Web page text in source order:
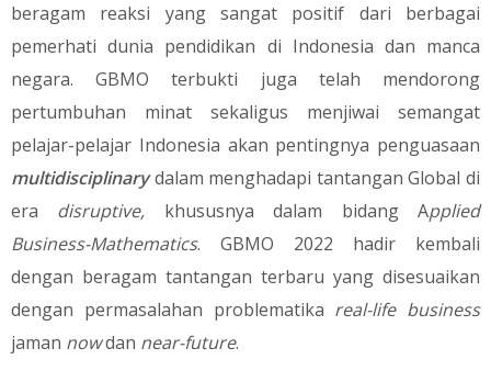
beragam reaksi yang sangat positif dari berbagai
pemerhati dunia pendidikan di Indonesia dan manca
negara. GBMO terbukti juga telah mendorong
pertumbuhan minat sekaligus menjiwai semangat
pelajar-pelajar Indonesia akan pentingnya penguasaan
multidisciplinary dalam menghadapi tantangan Global di
era disruptive, khususnya dalam bidang Applied
Business-Mathematics. GBMO 2022 hadir kembali
dengan beragam tantangan terbaru yang disesuaikan
dengan permasalahan problematika real-life business
jaman nowdan near-future.